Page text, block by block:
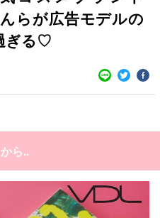
らが広告モデルの
ぎる♡
ら..